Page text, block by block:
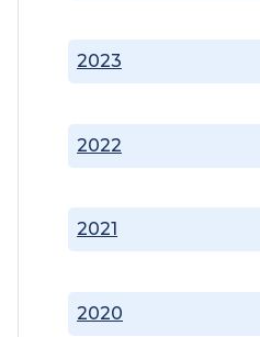
2020
2021
2022
2023